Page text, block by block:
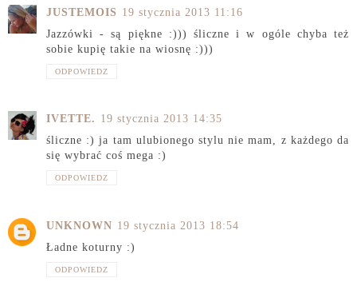
JUSTEMOIS 19 stycznia 2013 11:16
Jazzówki - są piękne :))) śliczne i w ogóle chyba też
sobie kupię takie na wiosnę :)))
ODPOWIEDZ
IVETTE. 19 stycznia 2013 14:35
śliczne :) ja tam ulubionego stylu nie mam, z każdego da
się wybrać coś mega :)
ODPOWIEDZ
UNKNOWN 19 stycznia 2013 18:54
Ładne koturny :)
ODPOWIEDZ